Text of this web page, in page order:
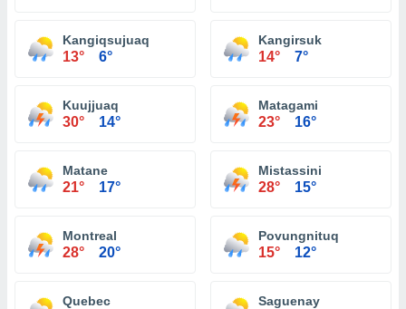
Kangiqsujuaq
13° 6°
Kangirsuk
14° 7°
Kuujjuaq
30° 14°
Matagami
23° 16°
Matane
21° 17°
Mistassini
28° 15°
Montreal
28° 20°
Povungnituq
15° 12°
Quebec Saguenay